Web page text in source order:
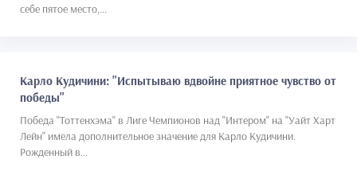
себе пятое место,...
Карло Кудичини: "Испытываю вдвойне приятное чувство от
победы"
Победа "Тоттенхэма" в Лиге Чемпионов над "Интером" на "Уайт Харт
Лейн" имела дополнительное значение для Карло Кудичини.
Рожденный в...